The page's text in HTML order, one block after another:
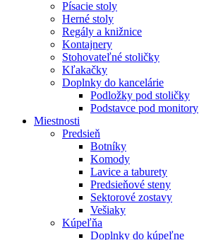
Písacie stoly
Herné stoly
Regály a knižnice
Kontajnery
Stohovateľné stoličky
Kľakačky
Doplnky do kancelárie
Podložky pod stoličky
Podstavce pod monitory
Miestnosti
Predsieň
Botníky
Komody
Lavice a taburety
Predsieňové steny
Sektorové zostavy
Vešiaky
Kúpeľňa
Doplnky do kúpeľne